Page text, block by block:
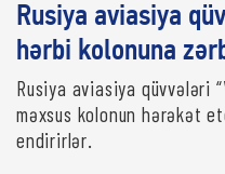
Rusiya aviasiya
hərbi kolonuna
Rusiya aviasiya qüvvələri
məxsus kolonun hərəkət
endirirlər.